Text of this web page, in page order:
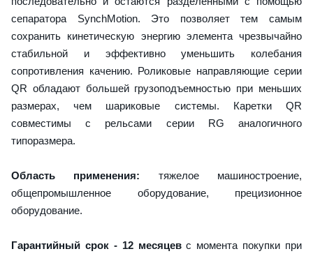
сепаратора SynchMotion. Это позволяет тем самым
сохранить кинетическую энергию элемента чрезвычайно
стабильной и эффективно уменьшить колебания
сопротивления качению. Роликовые направляющие серии
QR обладают большей грузоподъемностью при меньших
размерах, чем шариковые системы. Каретки QR
совместимы с рельсами серии RG аналогичного
типоразмера.
Область применения: тяжелое машиностроение,
общепромышленное оборудование, прецизионное
оборудование.
Гарантийный срок - 12 месяцевс момента покупки при